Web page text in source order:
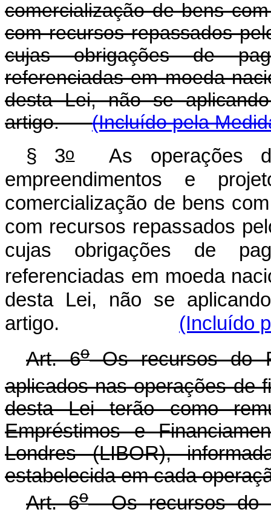
comercialização de bens
com recursos repassados
cujas obrigações de
referenciadas em moeda
desta Lei, não se
artigo.(Incluído pela
§ 3oAs operações
empreendimentos e
comercialização de bens
com recursos repassados
cujas obrigações de
referenciadas em moeda
desta Lei, não se
artigo. (Incluído
Art. 6oOs recursos do
aplicados nas operações de
desta Lei terão como
Empréstimos e
Londres (LIBOR),
estabelecida em cada
Art. 6oOs recursos do